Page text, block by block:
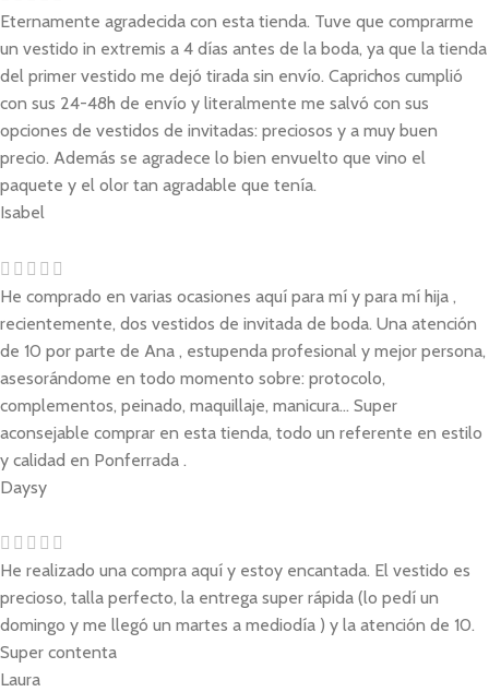
Eternamente agradecida con esta tienda. Tuve que comprarme
un vestido in extremis a 4 días antes de la boda, ya que la tienda
del primer vestido me dejó tirada sin envío. Caprichos cumplió
con sus 24-48h de envío y literalmente me salvó con sus
opciones de vestidos de invitadas: preciosos y a muy buen
precio. Además se agradece lo bien envuelto que vino el
paquete y el olor tan agradable que tenía.
Isabel
He comprado en varias ocasiones aquí para mí y para mí hija ,
recientemente, dos vestidos de invitada de boda. Una atención
de 10 por parte de Ana , estupenda profesional y mejor persona,
asesorándome en todo momento sobre: protocolo,
complementos, peinado, maquillaje, manicura... Super
aconsejable comprar en esta tienda, todo un referente en estilo
y calidad en Ponferrada .
Daysy
He realizado una compra aquí y estoy encantada. El vestido es
precioso, talla perfecto, la entrega super rápida (lo pedí un
domingo y me llegó un martes a mediodía ) y la atención de 10.
Super contenta
Laura